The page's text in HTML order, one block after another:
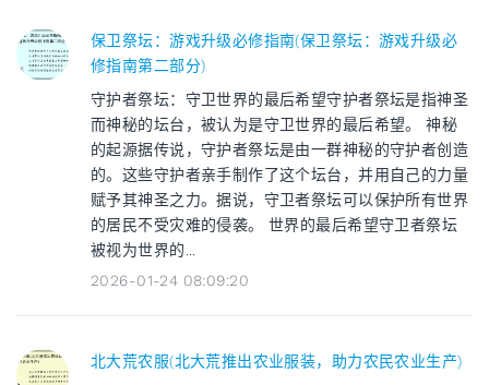
保卫祭坛：游戏升级必修指南(保卫祭坛：游戏升级必
修指南第二部分)
守护者祭坛：守卫世界的最后希望守护者祭坛是指神圣
而神秘的坛台，被认为是守卫世界的最后希望。 神秘
的起源据传说，守护者祭坛是由一群神秘的守护者创造
的。这些守护者亲手制作了这个坛台，并用自己的力量
赋予其神圣之力。据说，守卫者祭坛可以保护所有世界
的居民不受灾难的侵袭。 世界的最后希望守卫者祭坛
被视为世界的...
2026-01-24 08:09:20
北大荒农服(北大荒推出农业服装，助力农民农业生产)